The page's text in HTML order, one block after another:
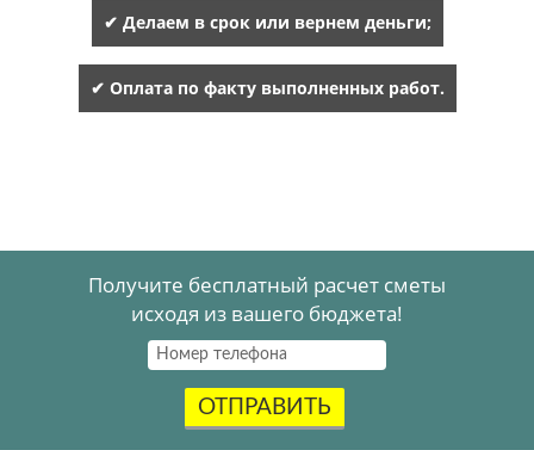
✔ Делаем в срок или вернем деньги;
✔ Оплата по факту выполненных работ.
Получите бесплатный расчет сметы
исходя из вашего бюджета!
ОТПРАВИТЬ